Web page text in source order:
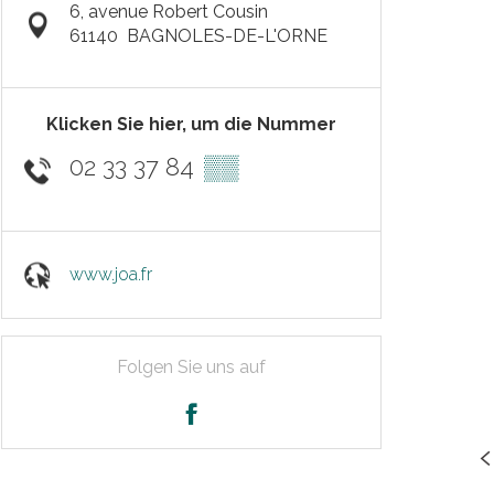
6, avenue Robert Cousin
61140 BAGNOLES-DE-L'ORNE
Klicken Sie hier, um die Nummer
02 33 37 84 ▒▒
www.joa.fr
Folgen Sie uns auf